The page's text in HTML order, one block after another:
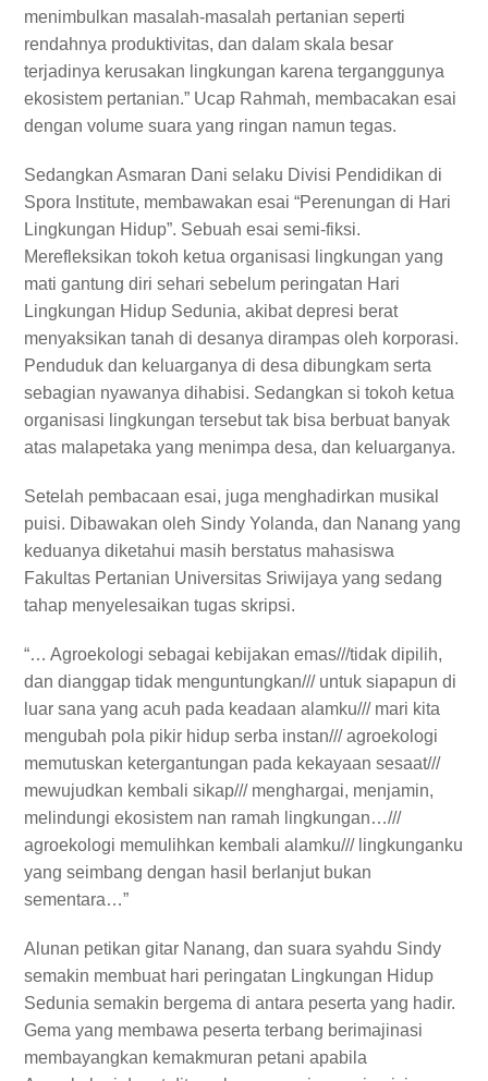
menimbulkan masalah-masalah pertanian seperti
rendahnya produktivitas, dan dalam skala besar
terjadinya kerusakan lingkungan karena terganggunya
ekosistem pertanian.” Ucap Rahmah, membacakan esai
dengan volume suara yang ringan namun tegas.
Sedangkan Asmaran Dani selaku Divisi Pendidikan di
Spora Institute, membawakan esai “Perenungan di Hari
Lingkungan Hidup”. Sebuah esai semi-fiksi.
Merefleksikan tokoh ketua organisasi lingkungan yang
mati gantung diri sehari sebelum peringatan Hari
Lingkungan Hidup Sedunia, akibat depresi berat
menyaksikan tanah di desanya dirampas oleh korporasi.
Penduduk dan keluarganya di desa dibungkam serta
sebagian nyawanya dihabisi. Sedangkan si tokoh ketua
organisasi lingkungan tersebut tak bisa berbuat banyak
atas malapetaka yang menimpa desa, dan keluarganya.
Setelah pembacaan esai, juga menghadirkan musikal
puisi. Dibawakan oleh Sindy Yolanda, dan Nanang yang
keduanya diketahui masih berstatus mahasiswa
Fakultas Pertanian Universitas Sriwijaya yang sedang
tahap menyelesaikan tugas skripsi.
“… Agroekologi sebagai kebijakan emas///tidak dipilih,
dan dianggap tidak menguntungkan/// untuk siapapun di
luar sana yang acuh pada keadaan alamku/// mari kita
mengubah pola pikir hidup serba instan/// agroekologi
memutuskan ketergantungan pada kekayaan sesaat///
mewujudkan kembali sikap/// menghargai, menjamin,
melindungi ekosistem nan ramah lingkungan…///
agroekologi memulihkan kembali alamku/// lingkunganku
yang seimbang dengan hasil berlanjut bukan
sementara…”
Alunan petikan gitar Nanang, dan suara syahdu Sindy
semakin membuat hari peringatan Lingkungan Hidup
Sedunia semakin bergema di antara peserta yang hadir.
Gema yang membawa peserta terbang berimajinasi
membayangkan kemakmuran petani apabila